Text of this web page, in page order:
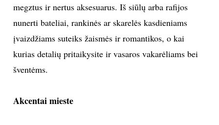
FOTOGRAFIJA
MENAS
ORAI
megztus ir nertus aksesuarus. Iš siūlų arba rafijos
nunerti bateliai, rankinės ar skarelės kasdieniams
įvaizdžiams suteiks žaismės ir romantikos, o kai
kurias detalių pritaikysite ir vasaros vakarėliams bei
šventėms.
Akcentai mieste